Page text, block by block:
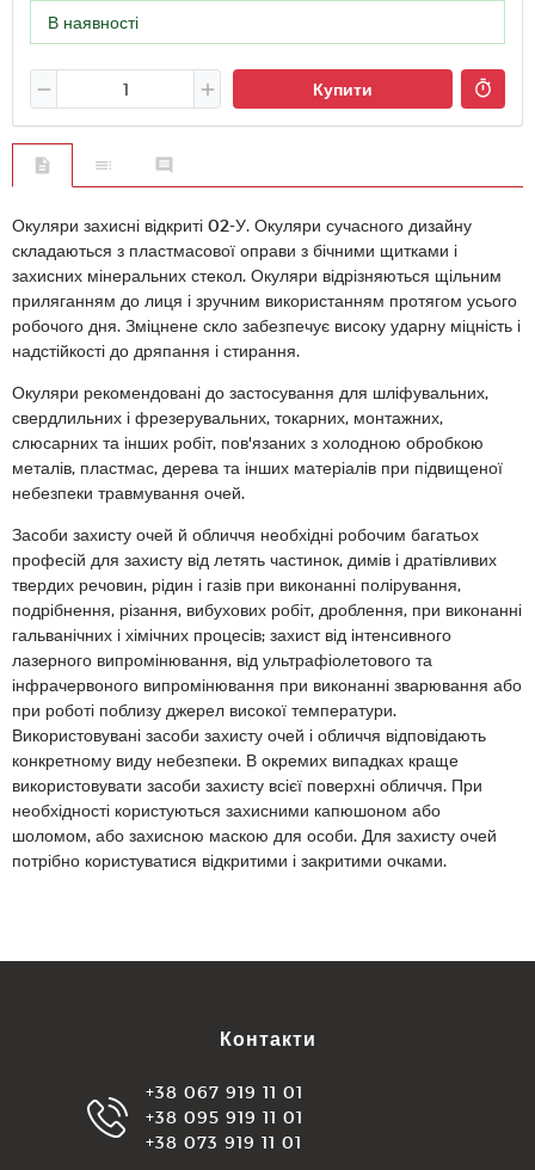
В наявності
Купити
Окуляри захисні відкриті 02-У. Окуляри сучасного дизайну
складаються з пластмасової оправи з бічними щитками і
захисних мінеральних стекол. Окуляри відрізняються щільним
приляганням до лиця і зручним використанням протягом усього
робочого дня. Зміцнене скло забезпечує високу ударну міцність і
надстійкості до дряпання і стирання.
Окуляри рекомендовані до застосування для шліфувальних,
свердлильних і фрезерувальних, токарних, монтажних,
слюсарних та інших робіт, пов'язаних з холодною обробкою
металів, пластмас, дерева та інших матеріалів при підвищеної
небезпеки травмування очей.
Засоби захисту очей й обличчя необхідні робочим багатьох
професій для захисту від летять частинок, димів і дратівливих
твердих речовин, рідин і газів при виконанні полірування,
подрібнення, різання, вибухових робіт, дроблення, при виконанні
гальванічних і хімічних процесів; захист від інтенсивного
лазерного випромінювання, від ультрафіолетового та
інфрачервоного випромінювання при виконанні зварювання або
при роботі поблизу джерел високої температури.
Використовувані засоби захисту очей і обличчя відповідають
конкретному виду небезпеки. В окремих випадках краще
використовувати засоби захисту всієї поверхні обличчя. При
необхідності користуються захисними капюшоном або
шоломом, або захисною маскою для особи. Для захисту очей
потрібно користуватися відкритими і закритими очками.
Контакти
+38 067 919 11 01
+38 095 919 11 01
+38 073 919 11 01